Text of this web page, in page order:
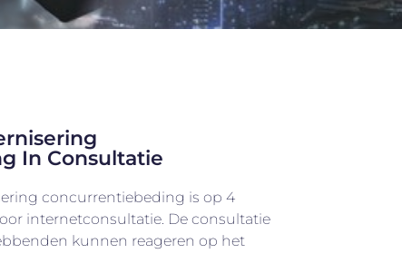
In Consultatie
concurrentiebeding is op 4
internetconsultatie. De consultatie
kunnen reageren op het